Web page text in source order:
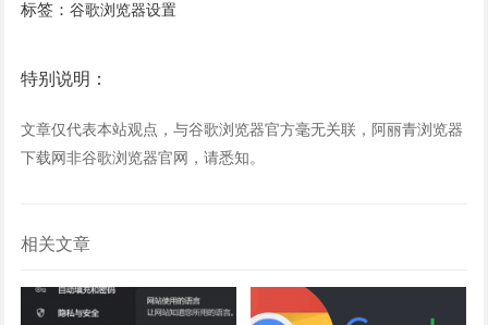
标签：谷歌浏览器设置
特别说明：
文章仅代表本站观点，与谷歌浏览器官方毫无关联，阿丽青浏览器
下载网非谷歌浏览器官网，请悉知。
相关文章